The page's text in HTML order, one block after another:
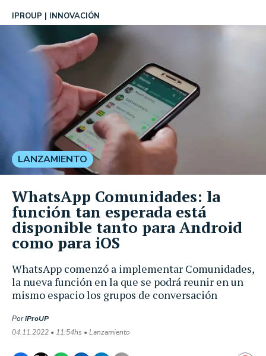
WhatsApp comenzó a implementar Comunidades,
la nueva función en la que se podrá reunir en un
mismo espacio los grupos de conversación
IPROUP INNOVACIÓN
PoriProUP
04.11.2022 • 11:54hs • Lanzamiento
LANZAMIENTO
WhatsApp Comunidades: la
función tan esperada está
disponible tanto para Android
como para iOS